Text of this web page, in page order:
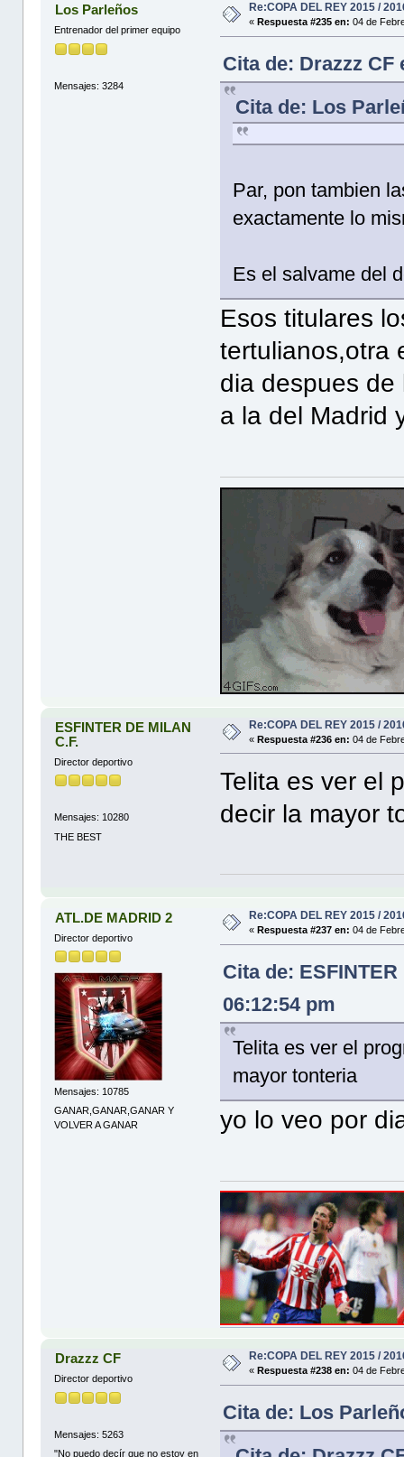
Los Parleños
Entrenador del primer equipo
Mensajes: 3284
Re:COPA DEL REY 2015 /
« Respuesta #235 en: 04 de
Cita de: Drazzz CF
Cita de: Los
Par, pon tambien
exactamente lo
Es el salvame del
Esos titulares
tertulianos,otra
dia despues
a la del Madrid
ESFINTER DE MILAN
C.F.
Director deportivo
Mensajes: 10280
THE BEST
Re:COPA DEL REY 2015 /
«Respuesta #236 en: 04 de
Telita es ver el
decir la mayor
ATL.DE MADRID 2
Director deportivo
Mensajes: 10785
GANAR,GANAR,GANAR Y
VOLVER A GANAR
Re:COPA DEL REY 2015 /
«Respuesta #237 en: 04 de
Cita de:
06:12:54 pm
Telita es ver el
mayor tonteria
yo lo veo por
Drazzz CF
Director deportivo
Mensajes: 5263
"No puedo decír que no estoy en
Re:COPA DEL REY 2015 /
« Respuesta #238 en: 04 de
Cita de: Los